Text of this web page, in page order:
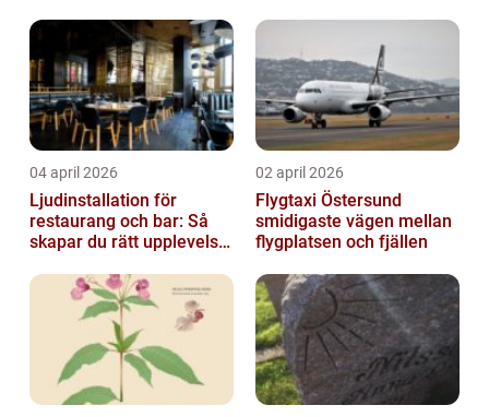
04 april 2026
Ljudinstallation för
restaurang och bar: Så
skapar du rätt upplevelse
02 april 2026
Flygtaxi Östersund
smidigaste vägen mellan
flygplatsen och fjällen